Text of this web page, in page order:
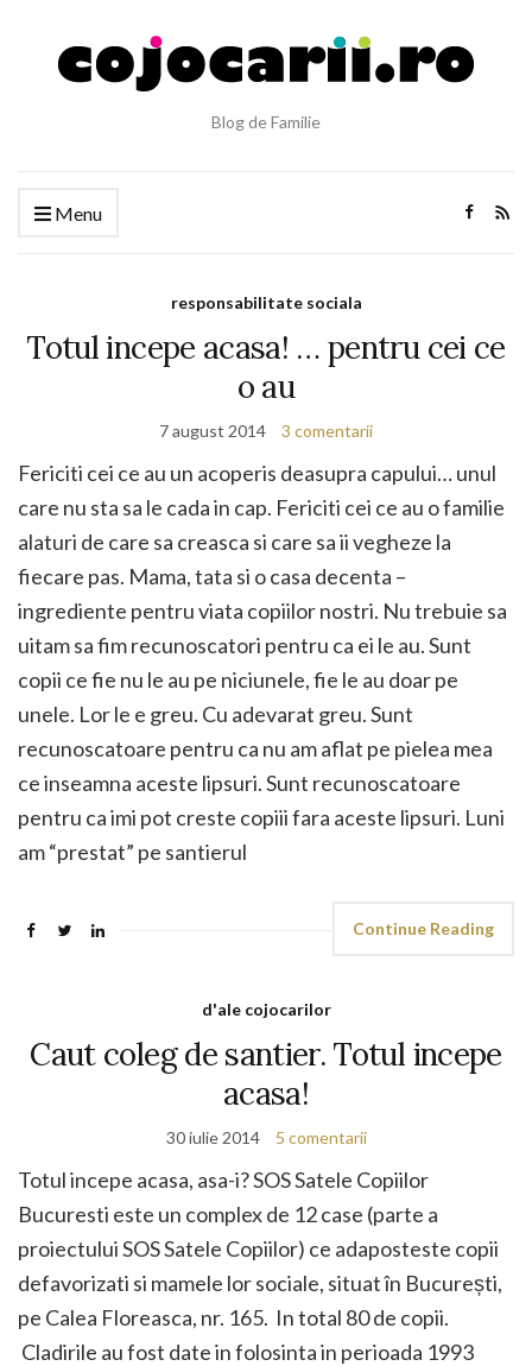
Blog de Familie
Menu
responsabilitate sociala
Totul incepe acasa! … pentru cei ce
o au
7 august 2014 3 comentarii
Fericiti cei ce au un acoperis deasupra capului… unul
care nu sta sa le cada in cap. Fericiti cei ce au o familie
alaturi de care sa creasca si care sa ii vegheze la
fiecare pas. Mama, tata si o casa decenta –
ingrediente pentru viata copiilor nostri. Nu trebuie sa
uitam sa fim recunoscatori pentru ca ei le au. Sunt
copii ce fie nu le au pe niciunele, fie le au doar pe
unele. Lor le e greu. Cu adevarat greu. Sunt
recunoscatoare pentru ca nu am aflat pe pielea mea
ce inseamna aceste lipsuri. Sunt recunoscatoare
pentru ca imi pot creste copiii fara aceste lipsuri. Luni
am “prestat” pe santierul
Continue Reading
d'ale cojocarilor
Caut coleg de santier. Totul incepe
acasa!
30 iulie 2014 5 comentarii
Totul incepe acasa, asa-i? SOS Satele Copiilor
Bucuresti este un complex de 12 case (parte a
proiectului SOS Satele Copiilor) ce adaposteste copii
defavorizati si mamele lor sociale, situat în București,
pe Calea Floreasca, nr. 165. In total 80 de copii.
Cladirile au fost date in folosinta in perioada 1993